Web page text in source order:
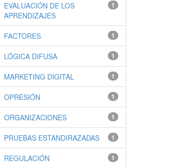
1
EVALUACIÓN DE LOS
APRENDIZAJES
1
FACTORES
1
LÓGICA DIFUSA
1
MARKETING DIGITAL
1
OPRESIÓN
1
ORGANIZACIONES
1
PRUEBAS ESTANDIRAZADAS
1
REGULACIÓN